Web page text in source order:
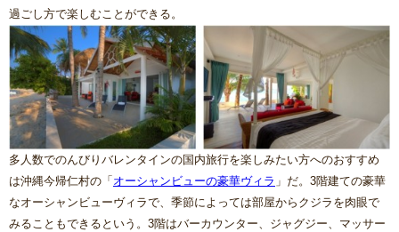
過ごし方で楽しむことができる。
多人数でのんびりバレンタインの国内旅行を楽しみたい方へのおすすめ
は沖縄今帰仁村の「 オーシャンビューの豪華ヴィラ 」だ。3階建ての豪華
なオーシャンビューヴィラで、季節によっては部屋からクジラを肉眼で
みることもできるという。3階はバーカウンター、ジャグジー、マッサー